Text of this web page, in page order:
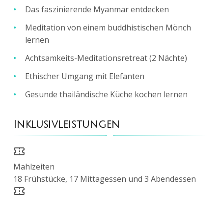
Das faszinierende Myanmar entdecken
Meditation von einem buddhistischen Mönch
lernen
Achtsamkeits-Meditationsretreat (2 Nächte)
Ethischer Umgang mit Elefanten
Gesunde thailändische Küche kochen lernen
Inklusivleistungen
Mahlzeiten
18 Frühstücke, 17 Mittagessen und 3 Abendessen